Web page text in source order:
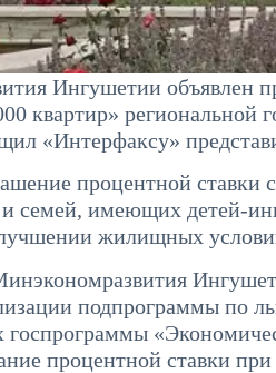
Ингушетии объявлен
квартир» региональной
«Интерфаксу»
процентной ставки
семей, имеющих детей-
жилищных
подпрограммы по
госпрограммы
процентной ставки